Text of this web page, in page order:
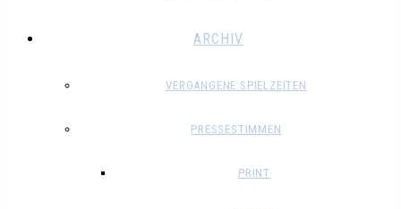
ARCHIV
VERGANGENE SPIELZEITEN
PRESSESTIMMEN
PRINT